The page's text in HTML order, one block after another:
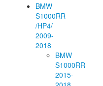
BMW
S1000RR
/HP4/
2009-
2018
BMW
S1000RR
2015-